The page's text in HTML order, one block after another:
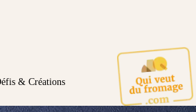
& Créations